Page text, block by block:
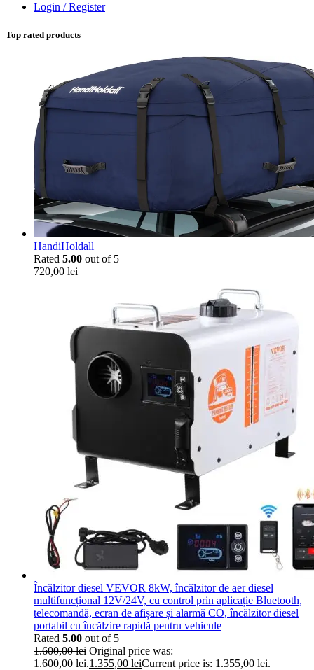
Login / Register
Top rated products
HandiHoldall
Rated 5.00 out of 5
720,00 lei
Încălzitor diesel VEVOR 8kW, încălzitor de aer diesel
multifuncțional 12V/24V, cu control prin aplicație Bluetooth,
telecomandă, ecran de afișare și alarmă CO, încălzitor diesel
portabil cu încălzire rapidă pentru vehicule
Rated 5.00 out of 5
1.600,00lei Original price was:
1.600,00 lei.1.355,00 leiCurrent price is: 1.355,00 lei.